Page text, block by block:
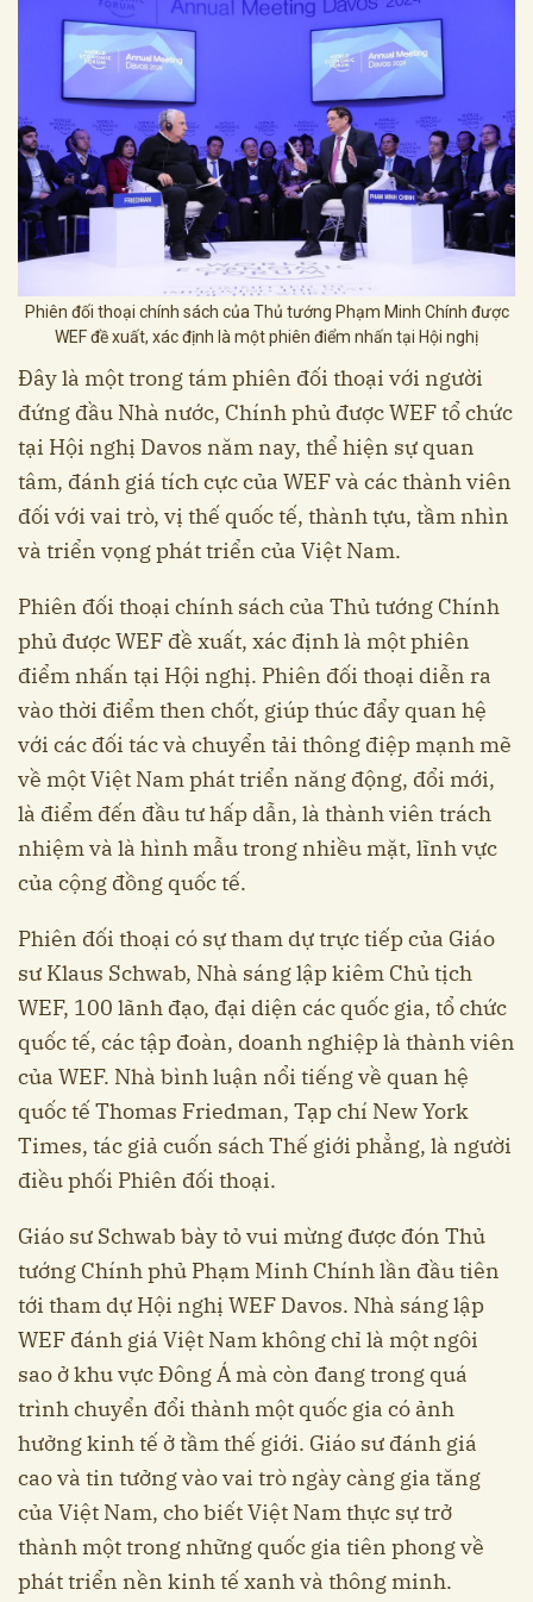
Phiên đối thoại chính sách của Thủ tướng Phạm Minh Chính được
WEF đề xuất, xác định là một phiên điểm nhấn tại Hội nghị
Đây là một trong tám phiên đối thoại với người
đứng đầu Nhà nước, Chính phủ được WEF tổ chức
tại Hội nghị Davos năm nay, thể hiện sự quan
tâm, đánh giá tích cực của WEF và các thành viên
đối với vai trò, vị thế quốc tế, thành tựu, tầm nhìn
và triển vọng phát triển của Việt Nam.
Phiên đối thoại chính sách của Thủ tướng Chính
phủ được WEF đề xuất, xác định là một phiên
điểm nhấn tại Hội nghị. Phiên đối thoại diễn ra
vào thời điểm then chốt, giúp thúc đẩy quan hệ
với các đối tác và chuyển tải thông điệp mạnh mẽ
về một Việt Nam phát triển năng động, đổi mới,
là điểm đến đầu tư hấp dẫn, là thành viên trách
nhiệm và là hình mẫu trong nhiều mặt, lĩnh vực
của cộng đồng quốc tế.
Phiên đối thoại có sự tham dự trực tiếp của Giáo
sư Klaus Schwab, Nhà sáng lập kiêm Chủ tịch
WEF, 100 lãnh đạo, đại diện các quốc gia, tổ chức
quốc tế, các tập đoàn, doanh nghiệp là thành viên
của WEF. Nhà bình luận nổi tiếng về quan hệ
quốc tế Thomas Friedman, Tạp chí New York
Times, tác giả cuốn sách Thế giới phẳng, là người
điều phối Phiên đối thoại.
Giáo sư Schwab bày tỏ vui mừng được đón Thủ
tướng Chính phủ Phạm Minh Chính lần đầu tiên
tới tham dự Hội nghị WEF Davos. Nhà sáng lập
WEF đánh giá Việt Nam không chỉ là một ngôi
sao ở khu vực Đông Á mà còn đang trong quá
trình chuyển đổi thành một quốc gia có ảnh
hưởng kinh tế ở tầm thế giới. Giáo sư đánh giá
cao và tin tưởng vào vai trò ngày càng gia tăng
của Việt Nam, cho biết Việt Nam thực sự trở
thành một trong những quốc gia tiên phong về
phát triển nền kinh tế xanh và thông minh.